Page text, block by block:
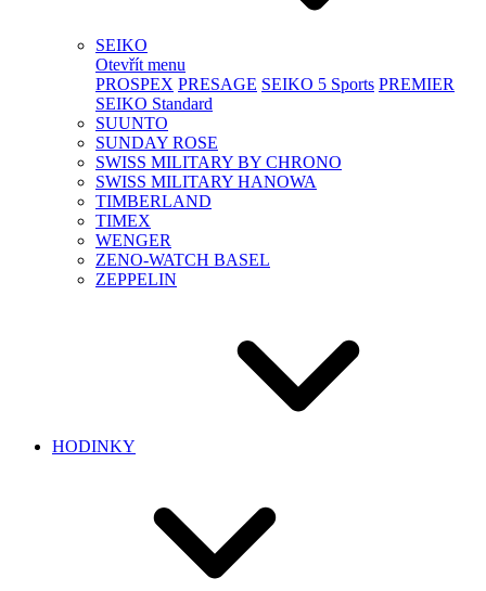
SEIKO
Otevřít menu
PROSPEX PRESAGE SEIKO 5 Sports PREMIER
SEIKO Standard
SUUNTO
SUNDAY ROSE
SWISS MILITARY BY CHRONO
SWISS MILITARY HANOWA
TIMBERLAND
TIMEX
WENGER
ZENO-WATCH BASEL
ZEPPELIN
HODINKY